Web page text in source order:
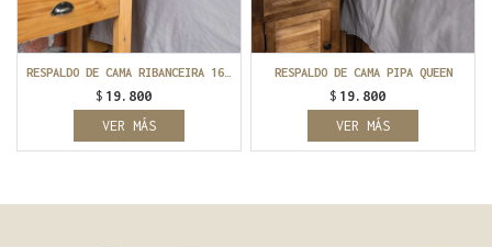
$19.800
VER MÁS
RESPALDO DE CAMA PIPA QUEEN
$19.800
VER MÁS